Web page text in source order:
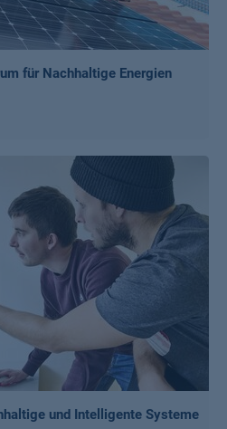
für Nachhaltige Energien
und Intelligente Systeme